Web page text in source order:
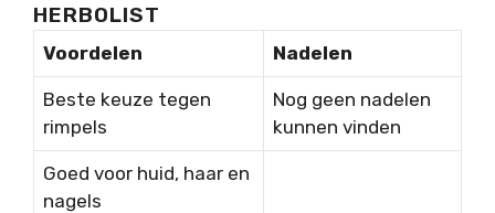
HERBOLIST
Voordelen Nadelen
Beste keuze tegen
rimpels
Nog geen nadelen
kunnen vinden
Goed voor huid, haar en
nagels